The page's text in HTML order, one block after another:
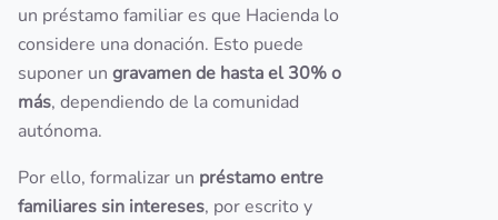
un préstamo familiar es que Hacienda lo
considere una donación. Esto puede
suponer un gravamen de hasta el 30% o
más, dependiendo de la comunidad
autónoma.
Por ello, formalizar un préstamo entre
familiares sin intereses, por escrito y